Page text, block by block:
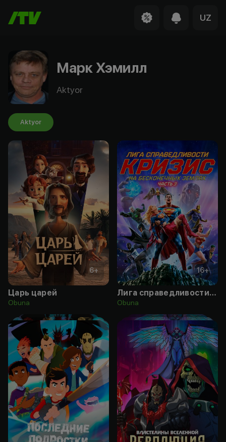
UZ
Марк Хэмилл
Aktyor
Aktyor
6+
Царь царей
Obuna
16+
Лига справедливости: Кризис на бесконечных землях. Часть 3
Obuna